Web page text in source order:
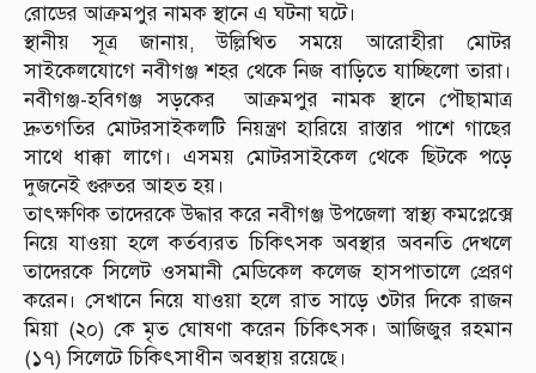
রোডের আক্রমপুর নামক স্থানে এ ঘটনা ঘটে।
স্থানীয় সূত্র জানায়, উল্লিখিত সময়ে আরোহীরা মোটর
সাইকেলযোগে নবীগঞ্জ শহর থেকে নিজ বাড়িতে যাচ্ছিলো তারা।
নবীগঞ্জ-হবিগঞ্জ সড়কের আক্রমপুর নামক স্থানে পৌছামাত্র
দ্রুতগতির মোটরসাইকলটি নিয়ন্ত্রণ হারিয়ে রাস্তার পাশে গাছের
সাথে ধাক্কা লাগে। এসময় মোটরসাইকেল থেকে ছিটকে পড়ে
দুজনেই গুরুতর আহত হয়।
তাৎক্ষণিক তাদেরকে উদ্ধার করে নবীগঞ্জ উপজেলা স্বাস্থ্য কমপ্লেক্সে
নিয়ে যাওয়া হলে কর্তব্যরত চিকিৎসক অবস্থার অবনতি দেখলে
তাদেরকে সিলেট ওসমানী মেডিকেল কলেজ হাসপাতালে প্রেরণ
করেন। সেখানে নিয়ে যাওয়া হলে রাত সাড়ে ৩টার দিকে রাজন
মিয়া (২০) কে মৃত ঘোষণা করেন চিকিৎসক। আজিজুর রহমান
(১৭) সিলেটে চিকিৎসাধীন অবস্থায় রয়েছে।